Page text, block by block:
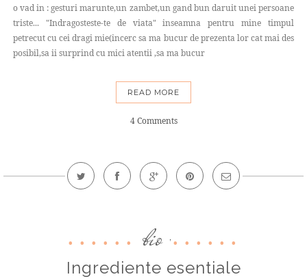
o vad in : gesturi marunte,un zambet,un gand bun daruit unei persoane
triste... "Indragosteste-te de viata" inseamna pentru mine timpul
petrecut cu cei dragi mie(incerc sa ma bucur de prezenta lor cat mai des
posibil,sa ii surprind cu mici atentii ,sa ma bucur
READ MORE
4 Comments
bio ,
Ingrediente esentiale